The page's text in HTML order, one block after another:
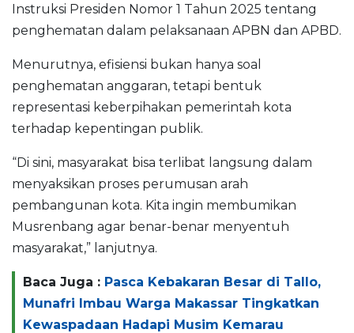
Instruksi Presiden Nomor 1 Tahun 2025 tentang
penghematan dalam pelaksanaan APBN dan APBD.
Menurutnya, efisiensi bukan hanya soal
penghematan anggaran, tetapi bentuk
representasi keberpihakan pemerintah kota
terhadap kepentingan publik.
“Di sini, masyarakat bisa terlibat langsung dalam
menyaksikan proses perumusan arah
pembangunan kota. Kita ingin membumikan
Musrenbang agar benar-benar menyentuh
masyarakat,” lanjutnya.
Baca Juga : Pasca Kebakaran Besar di Tallo,
Munafri Imbau Warga Makassar Tingkatkan
Kewaspadaan Hadapi Musim Kemarau